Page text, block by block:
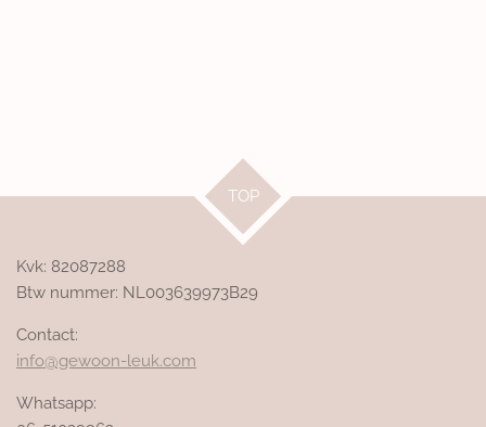
TOP
Kvk: 82087288
Btw nummer: NL003639973B29
Contact:
info@gewoon-leuk.com
Whatsapp: